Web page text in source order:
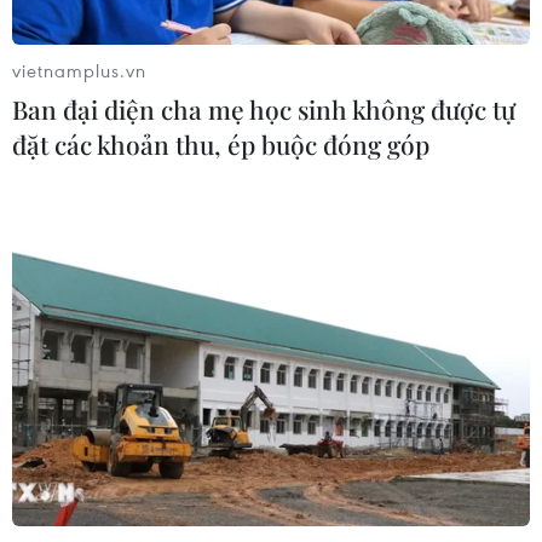
07/08/2026 10:08
Đã xác định phương tiện khiến hàng
loạt ôtô thủng lốp trên cao tốc Bắc-
Nam
An Giang: Kịp thời hỗ trợ các hộ dân
bị cháy nhà tại xóm Chăm La Ma
07/08/2026 09:52
Đồng chí Lê Quang Đạo - nhà lãnh
đạo tài năng của Đảng và cách mạng
Việt Nam
vietnamplus.vn
Ban đại diện cha mẹ học sinh không được tự
đặt các khoản thu, ép buộc đóng góp